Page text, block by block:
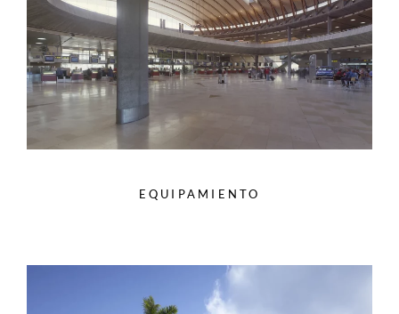
EQUIPAMIENTO